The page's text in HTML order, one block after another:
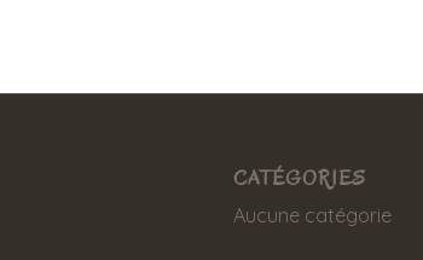
CATÉGORIES
Aucune catégorie